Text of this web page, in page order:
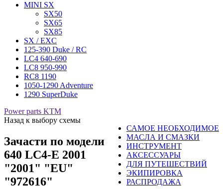
MINI SX
SX50
SX65
SX85
SX / EXC
125-390 Duke / RC
LC4 640-690
LC8 950-990
RC8 1190
1050-1290 Adventure
1290 SuperDuke
Power parts KTM
САМОЕ НЕОБХОДИМОЕ
МАСЛА И СМАЗКИ
ИНСТРУМЕНТ
АКСЕССУАРЫ
ДЛЯ ПУТЕШЕСТВИЙ
ЭКИПИРОВКА
РАСПРОДАЖА
Назад к выбору схемы
Зачасти по модели
640 LC4-E 2001
"2001" "EU"
"972616"